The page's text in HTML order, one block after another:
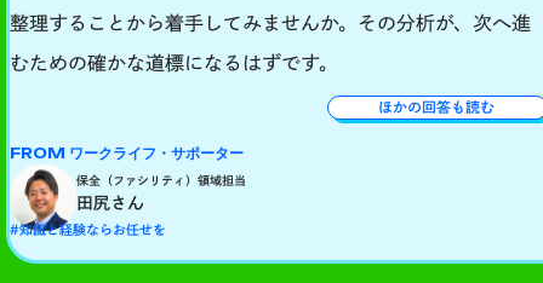
整理することから着手してみませんか。その分析が、次へ進
むための確かな道標になるはずです。
ほかの回答も読む
FROM ワークライフ・サポーター
田尻さん
保全（ファシリティ）領域担当
#知識と経験ならお任せを